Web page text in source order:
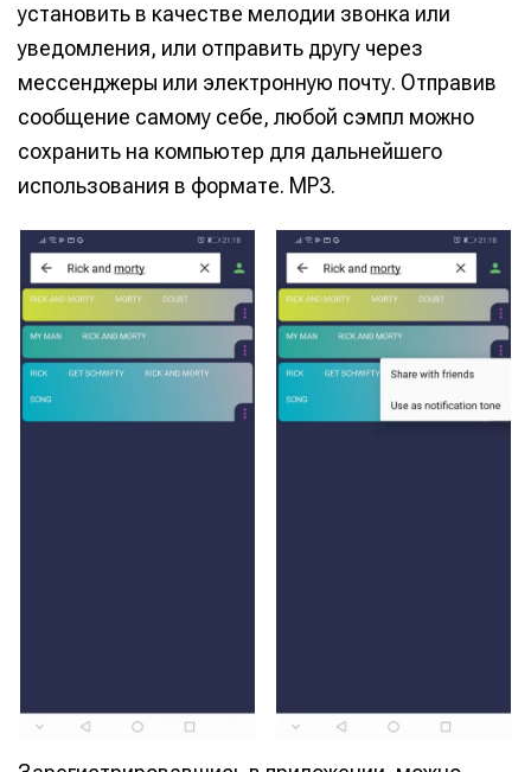
установить в качестве мелодии звонка или
уведомления, или отправить другу через
мессенджеры или электронную почту. Отправив
сообщение самому себе, любой сэмпл можно
сохранить на компьютер для дальнейшего
использования в формате. MP3.